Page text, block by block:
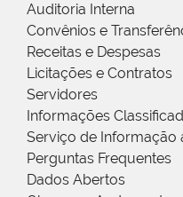
Auditoria Interna
Convênios e
Receitas e Despesas
Licitações e Contratos
Servidores
Informações
Serviço de Informação
Perguntas Frequentes
Dados Abertos